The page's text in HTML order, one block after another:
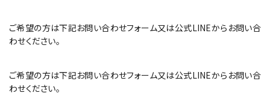
ご希望の方は下記お問い合わせフォーム又は公式LINEからお問い合
わせください。
ご希望の方は下記お問い合わせフォーム又は公式LINEからお問い合
わせください。